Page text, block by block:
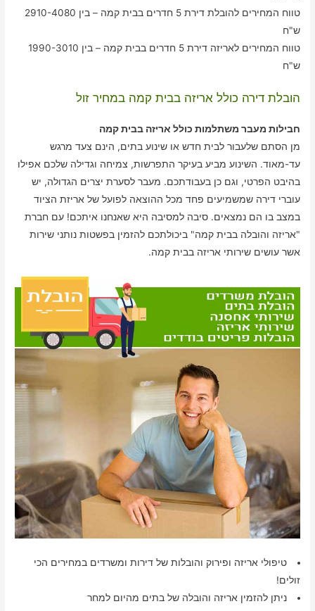
טווח המחירים להובלת דירת 5 חדרים בבית קמה – בין 2910-4080
ש"ח
טווח המחירים לאריזה דירת 5 חדרים בבית קמה – בין 1990-3010
ש"ח
הובלת דירה כולל אריזה בבית קמה במחיר זול
חבילות מעבר משתלמות כולל אריזה בבית קמה
מן הסתם שלעבור לבית חדש או שינוע בתים, הינם צעד מרגש
עד-מאוד. השינוע מביע בעיקר התפרשות, צמיחה וגדילה שלכם אפילו
בהיבט הפרטי, וגם כן בעבודתכם. מעבר לסערת יצרים הגדולה, יש
עוברי דירה שמשמיעים פחד מכל ההוצאה לפועל של אריזת הציוד
במצב בו הם נמצאים. סיבה למסיבה היא שאנחנו איתכם! עם חברת
"אריזה והובלה בבית קמה" ביכולתכם להזמין בפשטות נותני שירות
אשר עושים שירותי אריזה בבית קמה.
טיפולי אריזה ופירוק והובלות של דירות ומשרדים במחירים הכי
זולים!
ניתן להזמין אריזה והובלה של בתים מהיום למחר